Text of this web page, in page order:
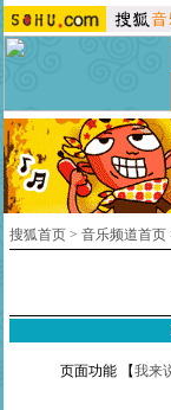
搜狐首页 > 音乐频道首页
页面功能 【我来